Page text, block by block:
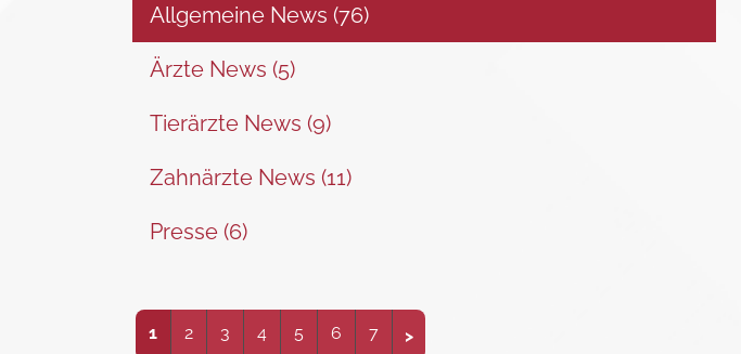
Allgemeine News (76)
Ärzte News (5)
Tierärzte News (9)
Zahnärzte News (11)
Presse (6)
1 2 3 4 5 6 7